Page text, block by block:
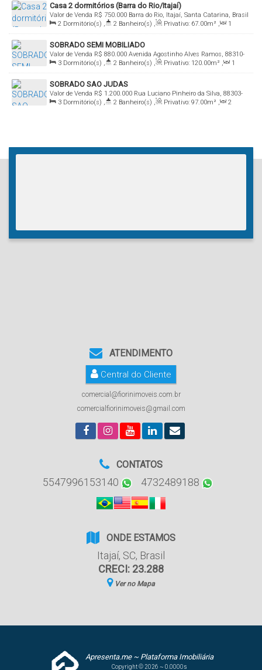
Casa 2 dormitórios (Barra do Rio/Itajaí)
R$ 750.000
Valor de Venda
Barra do Rio, Itajaí, Santa Catarina, Brasil
2 Dormitório(s) , 2 Banheiro(s) , Privativo: 67.00m² ,
1
Sala(s) , 1 Suíte(s) , Total: 120.00m² , 2 Vaga(s) ,
Útil:
67.00m² , Terreno: 147.00 m² ,
12.00 m
SOBRADO SEMI MOBILIADO
R$ 880.000
Valor de Venda
Avenida Agostinho Alves Ramos, 88310-
002, Cordeiros, Itajaí, Santa Catarina, Brasil
3 Dormitório(s) , 2 Banheiro(s) , Privativo: 120.00m² ,
1
Sala(s) , 1 Suíte(s) , Total: 120.00m² , 2 Vaga(s) ,
Útil:
120.00m²
SOBRADO SAO JUDAS
R$ 1.200.000
Valor de Venda
Rua Luciano Pinheiro da Silva, 88303-
450, São Judas, Itajaí, Santa Catarina, Brasil
3 Dormitório(s) , 2 Banheiro(s) , Privativo: 97.00m² ,
2
ATENDIMENTO
Central do Cliente
comercial@fiorinimoveis.com.br
comercialfiorinimoveis@gmail.com
CONTATOS
5547996153140 4732489188
ONDE ESTAMOS
Itajaí, SC, Brasil
CRECI: 23.288
Ver no Mapa
Apresenta.me ~ Plataforma Imobiliária
Copyright © 2026 ~ 0.0000s